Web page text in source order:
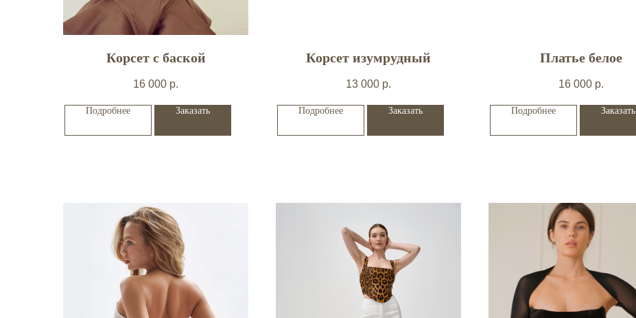
Корсет с баской
16 000 р.
Подробнее Заказать
Корсет изумрудный
13 000 р.
Подробнее Заказать
Платье белое
16 000 р.
Подробнее Заказать